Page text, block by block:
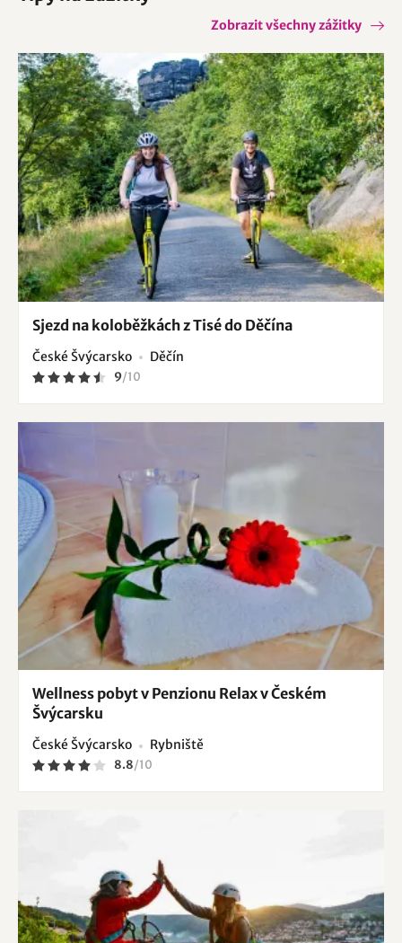
Zobrazit všechny zážitky
Sjezd na koloběžkách z Tisé do Děčína
České Švýcarsko Děčín
9/10
Wellness pobyt v Penzionu Relax v Českém
Švýcarsku
České Švýcarsko Rybniště
8.8/10